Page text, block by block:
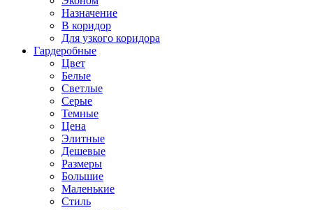
Назначение
В коридор
Для узкого коридора
Гардеробные
Цвет
Белые
Светлые
Серые
Темные
Цена
Элитные
Дешевые
Размеры
Большие
Маленькие
Стиль